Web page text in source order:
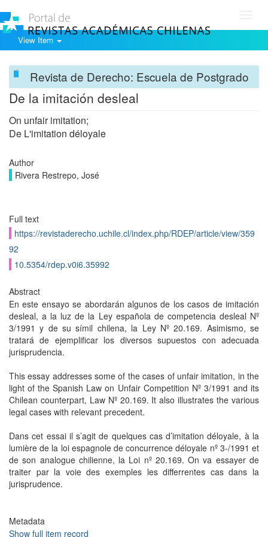
View Item
Revista de Derecho: Escuela de Postgrado
De la imitación desleal
On unfair imitation;
De L'imitation déloyale
Author
Rivera Restrepo, José
Full text
https://revistaderecho.uchile.cl/index.php/RDEP/article/view/359
92
10.5354/rdep.v0i6.35992
Abstract
En este ensayo se abordarán algunos de los casos de imitación
desleal, a la luz de la Ley española de competencia desleal Nº
3/1991 y de su símil chilena, la Ley Nº 20.169. Asimismo, se
tratará de ejemplificar los diversos supuestos con adecuada
jurisprudencia.
This essay addresses some of the cases of unfair imitation, in the
light of the Spanish Law on Unfair Competition Nº 3/1991 and its
Chilean counterpart, Law Nº 20.169. It also illustrates the various
legal cases with relevant precedent.
Dans cet essai il s’agit de quelques cas d’imitation déloyale, à la
lumière de la loi espagnole de concurrence déloyale nº 3-/1991 et
de son analogue chilienne, la Loi nº 20.169. On va essayer de
traiter par la voie des exemples les differrentes cas dans la
jurisprudence.
Metadata
Show full item record